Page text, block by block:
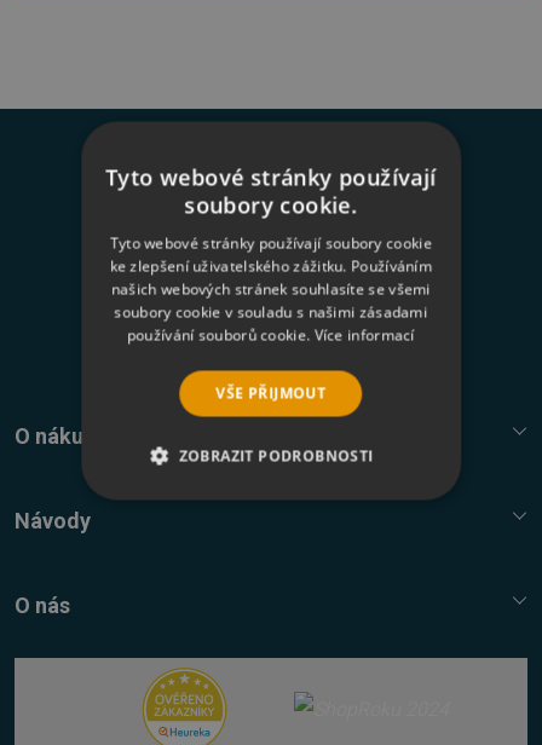
Odesláním formuláře souhlasím sezasíláním
newsletterů a zpracováním osobních údajů
Přihlásit k odběru
O nákupu
Služba Platímpak.cz
Elektronické licence a trezor
Návody
Návody, tipy, triky
O nás
Nákup multilicencí
Tyto webové stránky používají
soubory cookie.
Tyto webové stránky používají soubory cookie
ke zlepšení uživatelského zážitku. Používáním
našich webových stránek souhlasíte se všemi
soubory cookie v souladu s našimi zásadami
používání souborů cookie. Více informací
VŠE PŘIJMOUT
ZOBRAZIT PODROBNOSTI
FUNKČNÍ SOUBORY
NEZAŘAZENÉ SOUBORY